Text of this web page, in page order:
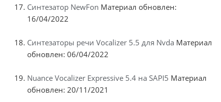
Синтезатор NewFon Материал обновлен:
16/04/2022
Синтезаторы речи Vocalizer 5.5 для Nvda Материал
обновлен: 06/04/2022
Nuance Vocalizer Expressive 5.4 на SAPI5 Материал
обновлен: 20/11/2021